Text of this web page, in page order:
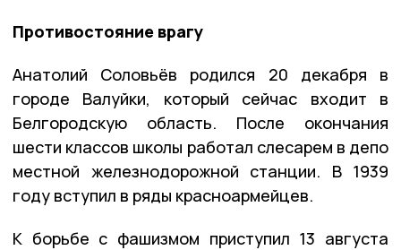
Противостояние врагу
Анатолий Соловьёв родился 20 декабря в
городе Валуйки, который сейчас входит в
Белгородскую область. После окончания
шести классов школы работал слесарем в депо
местной железнодорожной станции. В 1939
году вступил в ряды красноармейцев.
К борьбе с фашизмом приступил 13 августа